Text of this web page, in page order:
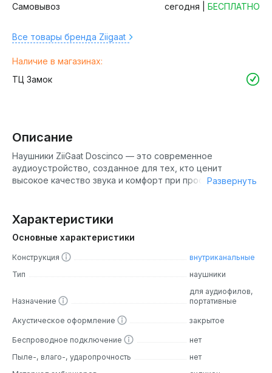
Самовывоз
сегодня | БЕСПЛАТНО
Все товары бренда Ziigaat
Наличие в магазинах:
ТЦ Замок
Описание
Наушники ZiiGaat Doscinco — это современное
аудиоустройство, созданное для тех, кто ценит
высокое качество звука и комфорт при прослушивании.
профессионального прослушивания музыки, просмотра
фильмов или общения по телефону. ZiiGaat Doscinco
объединяют в себе передовые технологии и
продуманный дизайн, отвечая требованиям самых
взыскательных пользователей.
ZiiGaat Doscinco — это полноразмерные наушники с
закрытой акустической конструкцией, обеспечивающей
глубокое погружение в звук и минимизацию внешних
шумов. Устройство оснащено мощными динамическими
драйверами, которые воспроизводят чистый,
высокими частотами. Диапазон воспроизводимых частот
Развернуть
Характеристики
Основные характеристики
Конструкция
внутриканальные
Тип
наушники
Назначение
для аудиофилов,
портативные
Акустическое оформление закрытое
Беспроводное подключение
нет
Пыле-, влаго-, ударопрочность
нет